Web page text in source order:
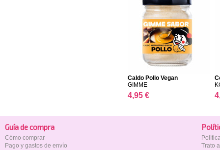
Caldo Pollo Vegan
GIMME
4,95 €
Guía de compra
Cómo comprar
Pago y gastos de envío
Trato